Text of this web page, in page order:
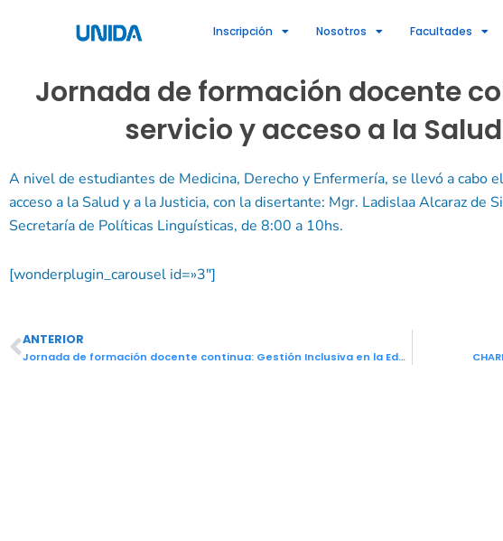
Inscripción Nosotros Facultades
Jornada de formación docente
servicio y acceso a la
A nivel de estudiantes de Medicina, Derecho y Enfermería, se llevó a cabo
acceso a la Salud y a la Justicia, con la disertante: Mgr. Ladislaa Alcaraz de
Secretaría de Políticas Linguísticas, de 8:00 a 10hs.
[wonderplugin_carousel id=»3″]
Ant
ANTERIOR
Jornada de formación docente continua: Gestión Inclusiva en la Educación Superior y Guaraní en el servicio y acceso a la Salud y a la Justicia